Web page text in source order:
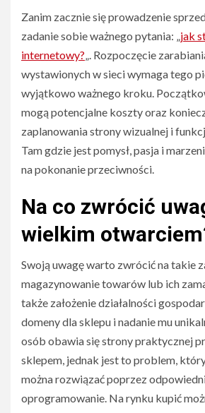
Zanim zacznie się prowadzenie
zadanie sobie ważnego pytania: „jak
internetowy?„. Rozpoczęcie
wystawionych w sieci wymaga tego
wyjątkowo ważnego kroku.
mogą potencjalne koszty oraz
zaplanowania strony wizualnej i
Tam gdzie jest pomysł, pasja i
na pokonanie przeciwności.
Na co zwrócić
wielkim
Swoją uwagę warto zwrócić na takie
magazynowanie towarów lub ich
także założenie działalności
domeny dla sklepu i nadanie mu
osób obawia się strony praktycznej
sklepem, jednak jest to problem,
można rozwiązać poprzez
oprogramowanie. Na rynku kupić